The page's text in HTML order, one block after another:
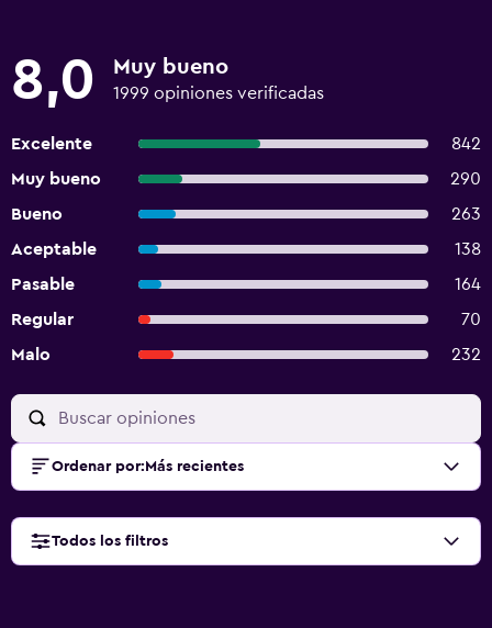
8,0 Muy bueno
1999 opiniones verificadas
Excelente
842
Muy bueno
290
Bueno
263
Aceptable
138
Pasable
164
Regular
70
Malo
232
Ordenar por: Más recientes
Todos los filtros